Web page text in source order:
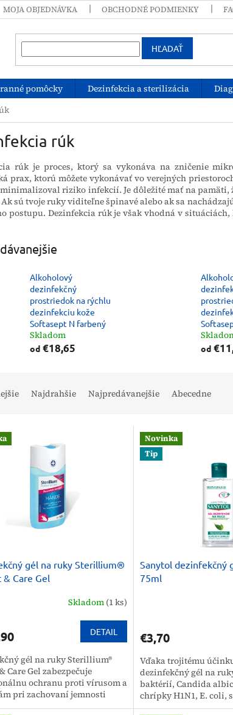
MOJA OBJEDNÁVKA OBCHODNÉ PODMIENKY
HĽADAŤ
pomôcky Dezinfekcia a sterilizácia
rúk
rúk je proces, ktorý sa vykonáva na zničenie
prax, ktorú môžete vykonávať vo verejných
riziko infekcií.Je dôležité mať na
sú tvoje ruky viditeľne špinavé alebo ak sa
postupu. Dezinfekcia rúk je však vhodná v
Alkoholový
dezinfekčný
prostriedok na rýchlu
dezinfekciu kože
Softasept N farbený
Skladom
od €18,65 od
Najdrahšie Najpredávanejšie Abecedne
gél na ruky Sterillium®
Care Gel
Skladom (1 ks)
DETAIL
gél na ruky Sterillium®
Care Gel zabezpečuje
ochranu proti vírusom a
pri zachovaní jemnosti
Tento prípravok od značky...
Novinka
Tip
Sanytol dezinfekčný
75ml
€3,70
Vďaka trojitému
dezinfekčný gél na
baktérií, Candida
chrípky H1N1, E. coli,
listérie, vírusu